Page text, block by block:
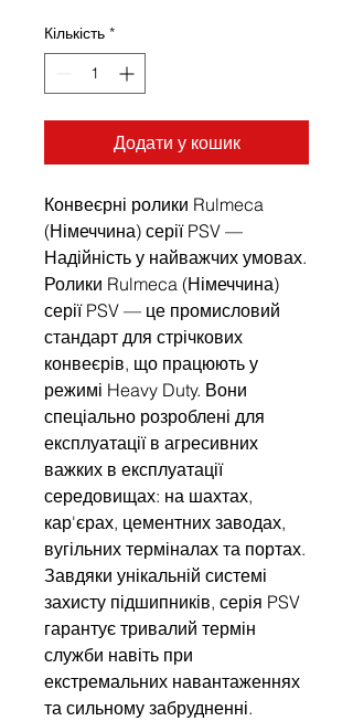
Кількість *
Додати у кошик
Конвеєрні ролики Rulmeca
(Німеччина) серії PSV —
Надійність у найважчих умовах.
Ролики Rulmeca (Німеччина)
серії PSV — це промисловий
стандарт для стрічкових
конвеєрів, що працюють у
режимі Heavy Duty. Вони
спеціально розроблені для
експлуатації в агресивних
важких в експлуатації
середовищах: на шахтах,
кар'єрах, цементних заводах,
вугільних терміналах та портах.
Завдяки унікальній системі
захисту підшипників, серія PSV
гарантує тривалий термін
служби навіть при
екстремальних навантаженнях
та сильному забрудненні.